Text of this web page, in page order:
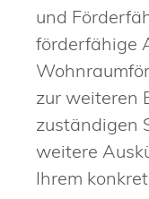
und
förderfähige
zur weiteren
zuständigen
weitere
Ihrem